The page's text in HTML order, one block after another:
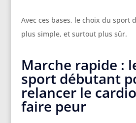
Avec ces bases, le choix du sport
plus simple, et surtout plus sûr.
Marche rapide :
sport débutant
relancer le
faire peur